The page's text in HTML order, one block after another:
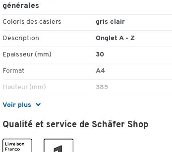
Voir plus
générales
Coloris des casiers gris clair
Description Onglet A - Z
Epaisseur (mm) 30
Format A4
Hauteur (mm) 385
Matériau
Nombre de compartiments
20
Type de fermeture
Qualité et service de Schäfer Shop